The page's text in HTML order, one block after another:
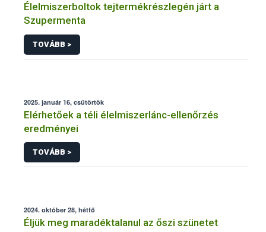
Élelmiszerboltok tejtermékrészlegén járt a
Szupermenta
TOVÁBB >
2025. január 16, csütörtök
Elérhetőek a téli élelmiszerlánc-ellenőrzés
eredményei
TOVÁBB >
2024. október 28, hétfő
Éljük meg maradéktalanul az őszi szünetet